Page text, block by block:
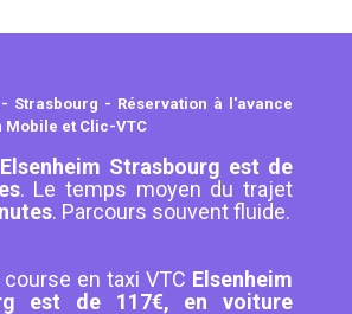
- Strasbourg - Réservation à l'avance
et Clic-VTC
Elsenheim Strasbourg est de
. Le temps moyen du trajet
. Parcours souvent fluide.
en taxi VTC Elsenheim
est de 117€, en voiture